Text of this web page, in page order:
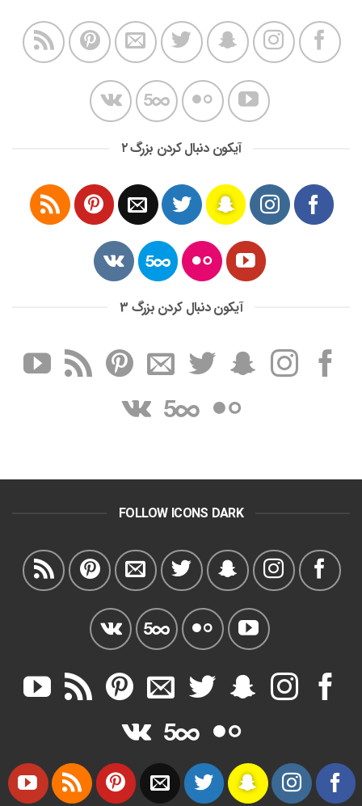
آیکون دنبال کردن بزرگ ۲
آیکون دنبال کردن بزرگ 3
FOLLOW ICONS DARK